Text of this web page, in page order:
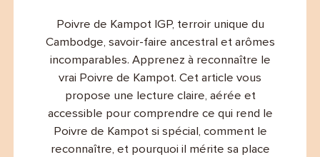
Poivre de Kampot IGP, terroir unique du
Cambodge, savoir-faire ancestral et arômes
incomparables. Apprenez à reconnaître le
vrai Poivre de Kampot. Cet article vous
propose une lecture claire, aérée et
accessible pour comprendre ce qui rend le
Poivre de Kampot si spécial, comment le
reconnaître, et pourquoi il mérite sa place